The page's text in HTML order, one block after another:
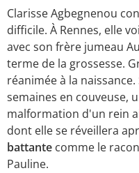
Clarisse Agbegnenou
difficile. À Rennes, elle
avec son frère jumeau
terme de la grossesse.
réanimée à la
semaines en couveuse,
malformation d'un rein
dont elle se réveillera
battante comme le
Pauline.